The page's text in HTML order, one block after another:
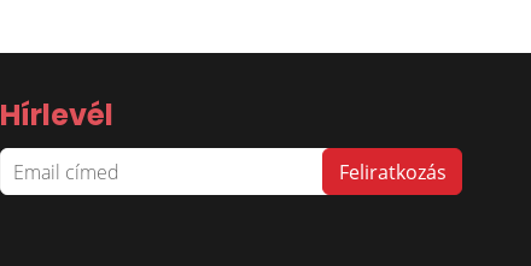
Hírlevél